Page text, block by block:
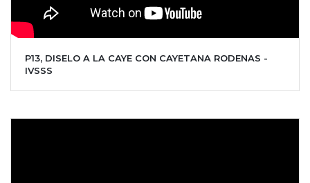
P13, DISELO A LA CAYE CON CAYETANA RODENAS -
IVSSS